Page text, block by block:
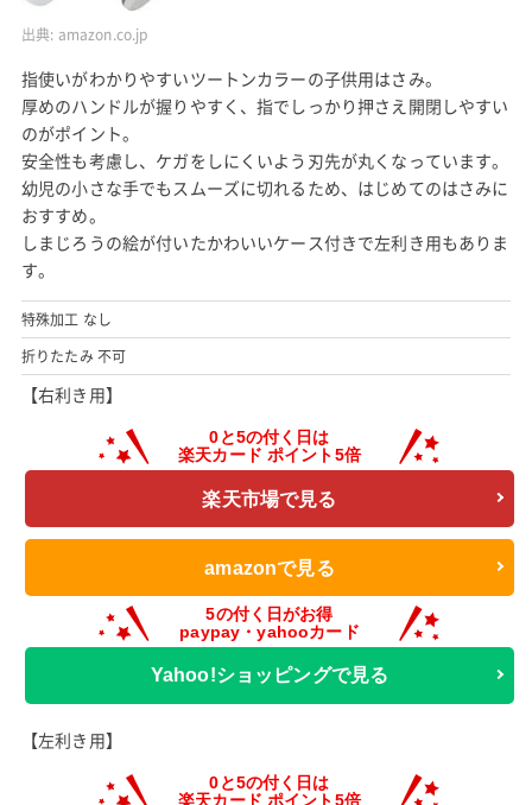
出典: amazon.co.jp
指使いがわかりやすいツートンカラーの子供用はさみ。
厚めのハンドルが握りやすく、指でしっかり押さえ開閉しやすい
のがポイント。
安全性も考慮し、ケガをしにくいよう刃先が丸くなっています。
幼児の小さな手でもスムーズに切れるため、はじめてのはさみに
おすすめ。
しまじろうの絵が付いたかわいいケース付きで左利き用もありま
す。
特殊加工 なし
折りたたみ 不可
【右利き用】
楽天市場で見る
amazonで見る
Yahoo!ショッピングで見る
【左利き用】